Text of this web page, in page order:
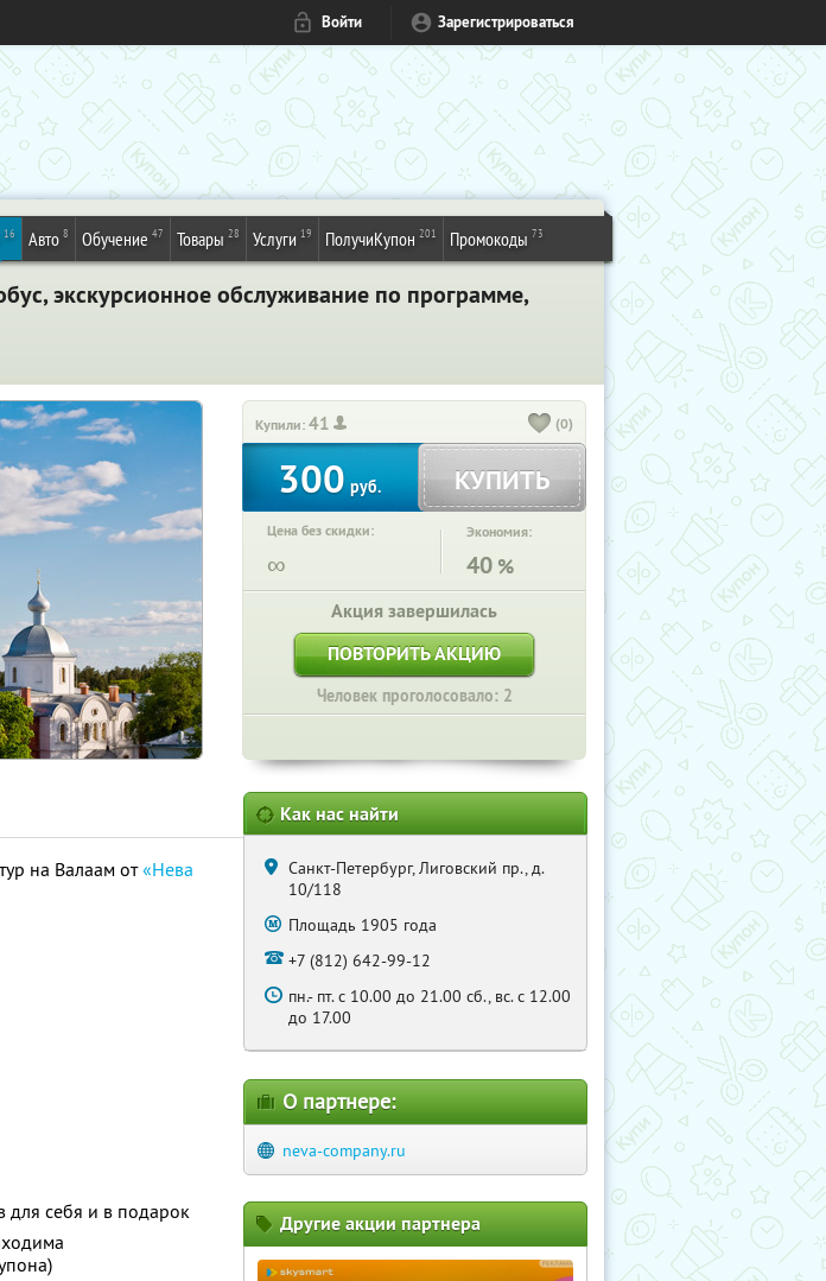
Войти Зарегистрироваться
16 Авто 8 Обучение 47 Товары 28 Услуги 19 ПолучиКупон 201 Промокоды 73
экскурсионное обслуживание по программе,
Купили:41 (0)
300 руб. КУПИТЬ
Цена без скидки:
∞
Экономия:
40 %
Акция завершилась
ПОВТОРИТЬ АКЦИЮ
Человек проголосовало: 2
на Валаам от«Нева
для себя и в подарок
Как нас найти
Санкт-Петербург, Лиговский пр., д.
10/118
Площадь 1905 года
+7 (812) 642-99-12
пн.- пт. с 10.00 до 21.00 сб., вс. с 12.00
до 17.00
О партнере:
neva-company.ru
Другие акции партнера